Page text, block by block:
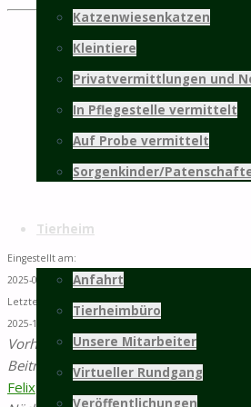
Katzenwiesenkatzen
Kleintiere
Privatvermittlungen und
In Pflegestelle vermittelt
Auf Probe vermittelt
Sorgenkinder/
Tierheim
Anfahrt
Tierheimbüro
Unsere Mitarbeiter
Virtueller Rundgang
Veröffentlichungen
Eingestellt am:
2025-09-29 04:00
Letzte Änderung:
2025-12-15 01:06
Vorheriger
Beitrag
Katzenwiesenkater
Felix
©2025 Tierschutz
e.V.
PRÄSENTIERT
Zurück
nach oben